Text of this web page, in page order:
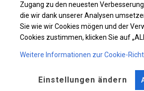
KONSTRUKTION
POLAR
Zugang zu den neuesten
die wir dank unserer Analysen
Sie wie wir Cookies mögen und der
Cookies zustimmen, klicken Sie auf
Weitere Informationen zur Cookie-
Einstellungen ändern